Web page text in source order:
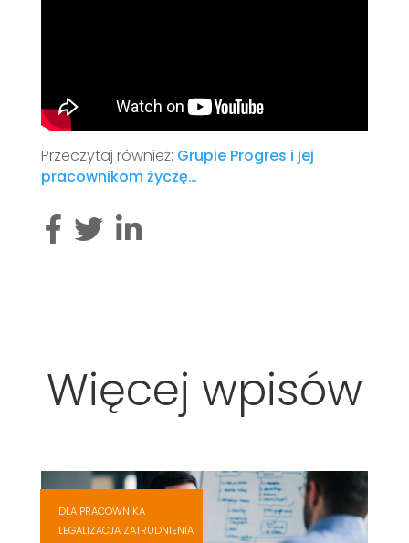
Przeczytaj również: Grupie Progres i jej
pracownikom życzę…
Więcej wpisów
DLA PRACOWNIKA
,
LEGALIZACJA ZATRUDNIENIA
,